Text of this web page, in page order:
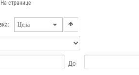
На странице
До